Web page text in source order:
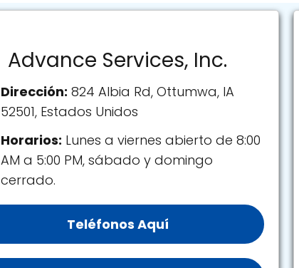
Advance Services, Inc.
Dirección: 824 Albia Rd, Ottumwa, IA
52501, Estados Unidos
Horarios: Lunes a viernes abierto de 8:00
AM a 5:00 PM, sábado y domingo
cerrado.
Teléfonos Aquí